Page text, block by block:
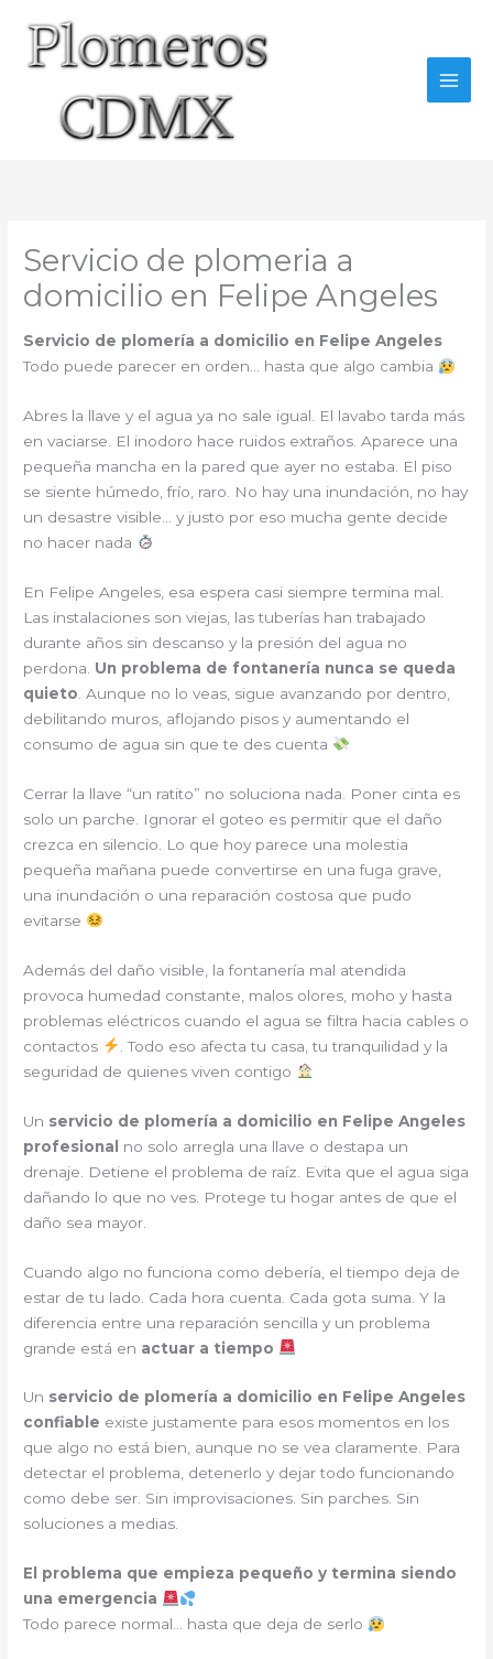
contenido
Servicio de plomeria a
domicilio en Felipe Angeles
Servicio de plomería a domicilio en Felipe Angeles
Todo puede parecer en orden… hasta que algo cambia
Abres la llave y el agua ya no sale igual. El lavabo tarda más
en vaciarse. El inodoro hace ruidos extraños. Aparece una
pequeña mancha en la pared que ayer no estaba. El piso
se siente húmedo, frío, raro. No hay una inundación, no hay
un desastre visible… y justo por eso mucha gente decide
no hacer nada
En Felipe Angeles, esa espera casi siempre termina mal.
Las instalaciones son viejas, las tuberías han trabajado
durante años sin descanso y la presión del agua no
perdona. Un problema de fontanería nunca se queda
quieto . Aunque no lo veas, sigue avanzando por dentro,
debilitando muros, aflojando pisos y aumentando el
consumo de agua sin que te des cuenta
Cerrar la llave “un ratito” no soluciona nada. Poner cinta es
solo un parche. Ignorar el goteo es permitir que el daño
crezca en silencio. Lo que hoy parece una molestia
pequeña mañana puede convertirse en una fuga grave,
una inundación o una reparación costosa que pudo
evitarse
Además del daño visible, la fontanería mal atendida
provoca humedad constante, malos olores, moho y hasta
problemas eléctricos cuando el agua se filtra hacia cables o
contactos
. Todo eso afecta tu casa, tu tranquilidad y la
seguridad de quienes viven contigo
Un servicio de plomería a domicilio en Felipe Angeles
profesional
no solo arregla una llave o destapa un
drenaje. Detiene el problema de raíz. Evita que el agua siga
dañando lo que no ves. Protege tu hogar antes de que el
daño sea mayor.
Cuando algo no funciona como debería, el tiempo deja de
estar de tu lado. Cada hora cuenta. Cada gota suma. Y la
diferencia entre una reparación sencilla y un problema
grande está en actuar a tiempo
Un servicio de plomería a domicilio en Felipe Angeles
confiable existe justamente para esos momentos en los
que algo no está bien, aunque no se vea claramente. Para
detectar el problema, detenerlo y dejar todo funcionando
como debe ser. Sin improvisaciones. Sin parches. Sin
soluciones a medias.
El problema que empieza pequeño y termina siendo
una emergencia
Todo parece normal… hasta que deja de serlo